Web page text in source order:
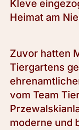
Kleve
Heimat am
Zuvor hatten
Tiergartens
vom Team
moderne und